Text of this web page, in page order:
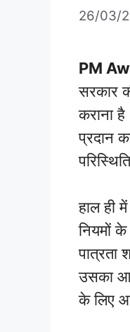
26/03/
PM
सरकार
कराना
प्रदान
हाल ही
नियमों
पात्रता
उसका
के लिए